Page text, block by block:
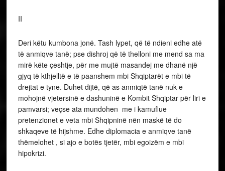
II
Deri këtu kumbona jonë. Tash lypet, që të ndieni edhe atë
të anmiqve tanë; pse dishroj që të thelloni me mend sa ma
mirë këte çeshtje, për me mujtë masandej me dhanë një
gjyq të kthjelltë e të paanshem mbi Shqiptarët e mbi të
drejtat e tyne. Duhet dijtë, që as anmiqtë tanë nuk e
mohojnë vjetersinë e dashuninë e Kombit Shqiptar për liri e
pamvarsi; veçse ata mundohen me i kamuflue
pretenzionet e veta mbi Shqipninë nën maskë të do
shkaqeve të hijshme. Edhe diplomacia e anmiqve tanë
thëmelohet , si ajo e botës tjetër, mbi egoizëm e mbi
hipokrizi.